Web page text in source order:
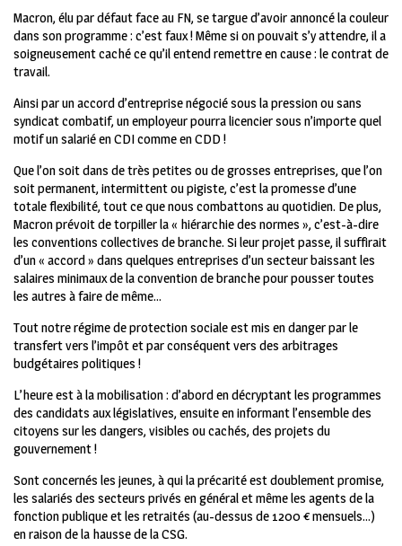
Macron, élu par défaut face au FN, se targue d’avoir annoncé la couleur
dans son programme : c’est faux ! Même si on pouvait s’y attendre, il a
soigneusement caché ce qu’il entend remettre en cause : le contrat de
travail.
Ainsi par un accord d’entreprise négocié sous la pression ou sans
syndicat combatif, un employeur pourra licencier sous n’importe quel
motif un salarié en CDI comme en CDD !
Que l’on soit dans de très petites ou de grosses entreprises, que l’on
soit permanent, intermittent ou pigiste, c’est la promesse d’une
totale flexibilité, tout ce que nous combattons au quotidien. De plus,
Macron prévoit de torpiller la « hiérarchie des normes », c’est-à-dire
les conventions collectives de branche. Si leur projet passe, il suffirait
d’un « accord » dans quelques entreprises d’un secteur baissant les
salaires minimaux de la convention de branche pour pousser toutes
les autres à faire de même…
Tout notre régime de protection sociale est mis en danger par le
transfert vers l’impôt et par conséquent vers des arbitrages
budgétaires politiques !
L’heure est à la mobilisation : d’abord en décryptant les programmes
des candidats aux législatives, ensuite en informant l’ensemble des
citoyens sur les dangers, visibles ou cachés, des projets du
gouvernement !
Sont concernés les jeunes, à qui la précarité est doublement promise,
les salariés des secteurs privés en général et même les agents de la
fonction publique et les retraités (au-dessus de 1200 € mensuels…)
en raison de la hausse de la CSG.